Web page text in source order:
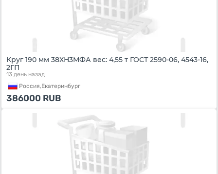
Круг 190 мм 38ХН3МФА вес: 4,55 т ГОСТ 2590-06, 4543-16,
2ГП
13 день назад
Россия,Екатеринбург
386000 RUB